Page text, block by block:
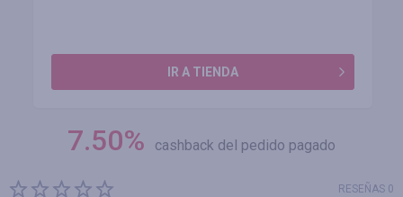
IR A TIENDA
7.50% cashback del pedido pagado
RESEÑAS 0